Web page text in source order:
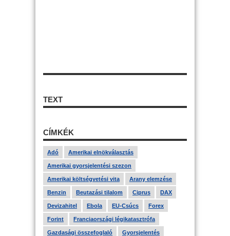
TEXT
CÍMKÉK
Adó Amerikai elnökválasztás
Amerikai gyorsjelentési szezon
Amerikai költségvetési vita Arany elemzése
Benzin Beutazási tilalom Ciprus DAX
Devizahitel Ebola EU-Csúcs Forex
Forint Franciaországi légikatasztrófa
Gazdasági összefoglaló Gyorsjelentés